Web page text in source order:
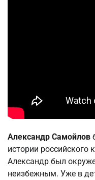
Александр Самойлов
истории российского
Александр был
неизбежным. Уже в